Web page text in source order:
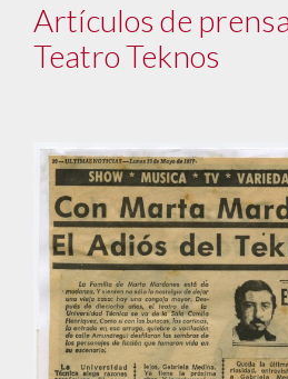
Artículos de
Teatro Teknos